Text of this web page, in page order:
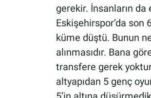
gerekir. İnsanların
Eskişehirspor’da son
küme düştü. Bunun
alınmasıdır. Bana
transfere gerek
altyapıdan 5 genç